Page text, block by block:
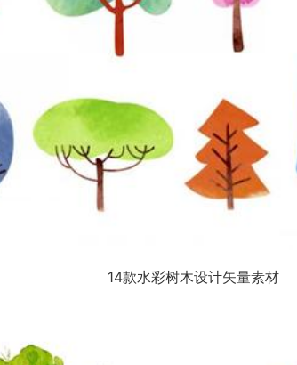
14款水彩树木设计矢量素材